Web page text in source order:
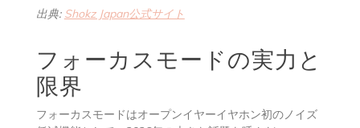
出典: Shokz Japan公式サイト
フォーカスモードの実力と
限界
フォーカスモードはオープンイヤーイヤホン初のノイズ